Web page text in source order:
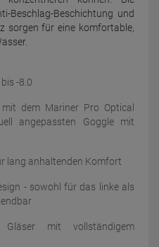
Beschlag-Beschichtung und
sorgen für eine komfortable,
-8.0
dem Mariner Pro Optical
angepassten Goggle mit
lang anhaltenden Komfort
- sowohl für das linke als
Gläser mit vollständigem